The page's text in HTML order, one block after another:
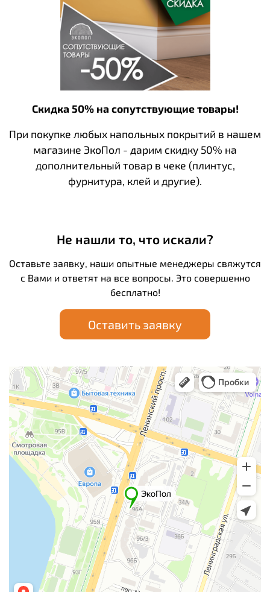
Скидка 50% на сопутствующие товары!
При покупке любых напольных покрытий в нашем
магазине ЭкоПол - дарим скидку 50% на
дополнительный товар в чеке (плинтус,
фурнитура, клей и другие).
Не нашли то, что искали?
Оставьте заявку, наши опытные менеджеры свяжутся
с Вами и ответят на все вопросы. Это совершенно
бесплатно!
Оставить заявку